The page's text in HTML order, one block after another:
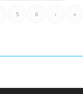
5 6 › »